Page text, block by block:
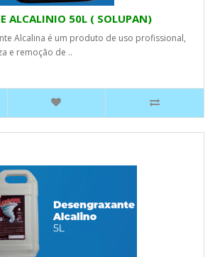
ALCALINIO 50L ( SOLUPAN)
Alcalina é um produto de uso profissional,
e remoção de ..